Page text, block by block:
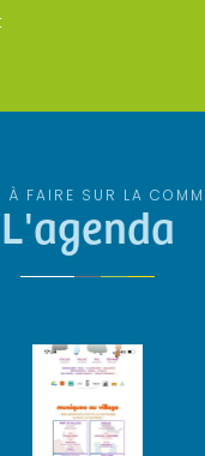
À FAIRE SUR LA
L'agenda